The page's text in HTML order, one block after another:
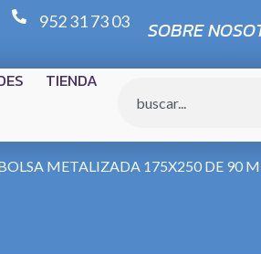
952 31 73 03 SOBRE
TIENDA
METALIZADA 175X250 DE 90